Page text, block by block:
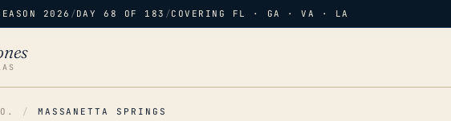
2026 /DAY 68 OF 183 /COVERING FL · GA · VA · LA
/ MASSANETTA SPRINGS